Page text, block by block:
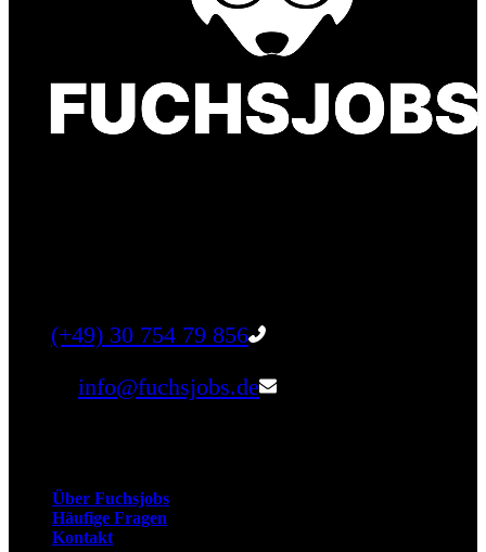
(+49) 30 754 79 856
info@fuchsjobs.de
Über Fuchsjobs
Häufige Fragen
Kontakt